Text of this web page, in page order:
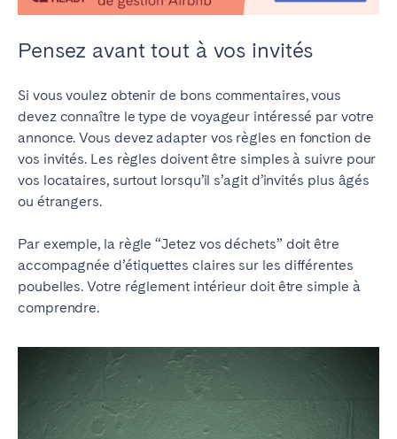
Pensez avant tout à vos invités
Si vous voulez obtenir de bons commentaires, vous
devez connaître le type de voyageur intéressé par votre
annonce. Vous devez adapter vos règles en fonction de
vos invités. Les règles doivent être simples à suivre pour
vos locataires, surtout lorsqu’il s’agit d’invités plus âgés
ou étrangers.
Par exemple, la règle “Jetez vos déchets” doit être
accompagnée d’étiquettes claires sur les différentes
poubelles. Votre réglement intérieur doit être simple à
comprendre.